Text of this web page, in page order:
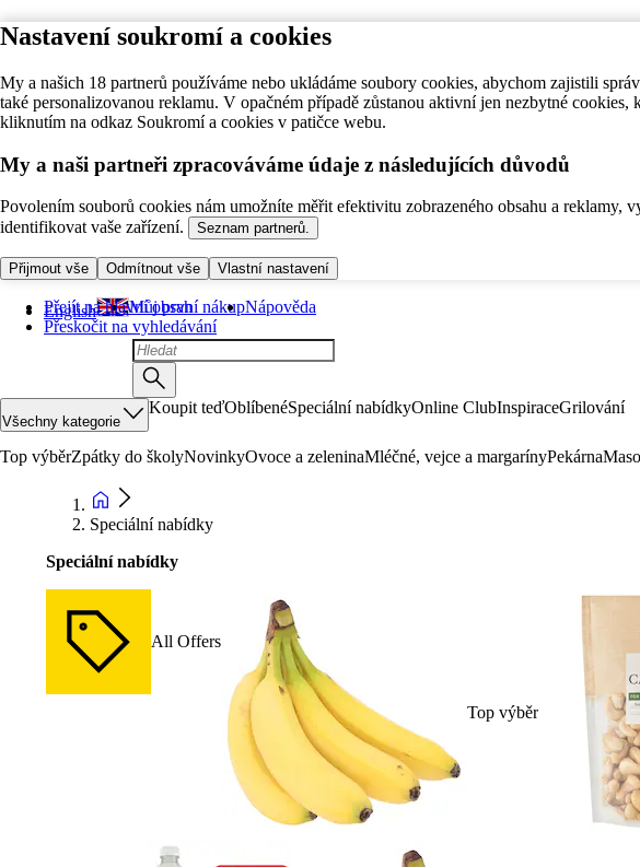
Nastavení soukromí a cookies
My a našich 18 partnerů používáme nebo ukládáme soubory cookies, abychom zajistili
také personalizovanou reklamu. V opačném případě zůstanou aktivní jen nezbytné
kliknutím na odkaz Soukromí a cookies v patičce webu.
My a naši partneři zpracováváme údaje z následujících důvodů
Povolením souborů cookies nám umožníte měřit efektivitu zobrazeného obsahu a reklamy,
identifikovat vaše zařízení.
Seznam partnerů.
Přijmout vše Odmítnout vše Vlastní nastavení
Přejít na hlavní obsah
Přeskočit na vyhledávání
English Můj první nákupNápověda
Všechny kategorie
Koupit teďOblíbenéSpeciální nabídkyOnline ClubInspiraceGrilování
Top výběrZpátky do školyNovinkyOvoce a zeleninaMléčné, vejce a margarínyPekárna
Speciální nabídky
Speciální nabídky
All Offers
Top výběr